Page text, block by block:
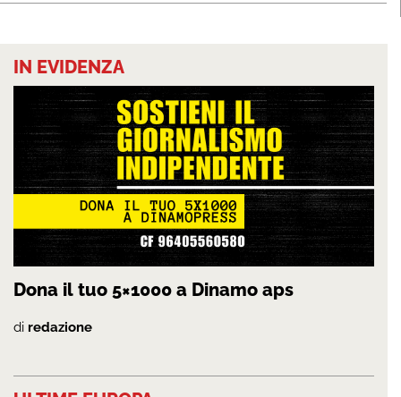
IN EVIDENZA
Dona il tuo 5×1000 a Dinamo aps
di redazione